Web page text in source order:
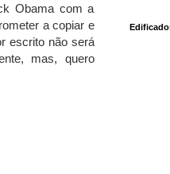
Obama com a
a copiar e
escrito não será
mas, quero
e